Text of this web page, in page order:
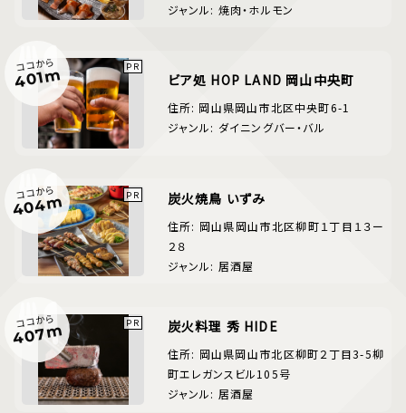
ジャンル: 焼肉・ホルモン
ココから
401m ビア処 HOP LAND 岡山中央町
住所: 岡山県岡山市北区中央町6-1
ジャンル: ダイニングバー・バル
ココから
404m 炭火焼鳥 いずみ
住所: 岡山県岡山市北区柳町１丁目１３ー
２８
ジャンル: 居酒屋
ココから
407m 炭火料理 秀 HIDE
住所: 岡山県岡山市北区柳町２丁目3-5柳
町エレガンスビル105号
ジャンル: 居酒屋